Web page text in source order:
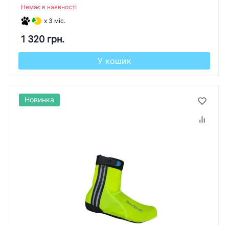
Немає в наявності
x 3 міс.
1 320 грн.
У кошик
Новинка